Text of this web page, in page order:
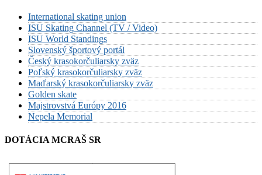
International skating union
ISU Skating Channel (TV / Video)
ISU World Standings
Slovenský športový portál
Český krasokorčuliarsky zväz
Poľský krasokorčuliarsky zväz
Maďarský krasokorčuliarsky zväz
Golden skate
Majstrovstvá Európy 2016
Nepela Memorial
DOTÁCIA MCRAŠ SR